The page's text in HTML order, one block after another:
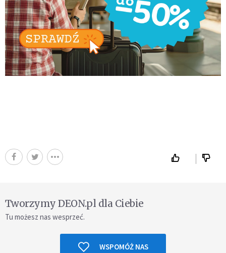
Tworzymy DEON.pl dla Ciebie
Tu możesz nas wesprzeć.
WSPOMÓŻ NAS